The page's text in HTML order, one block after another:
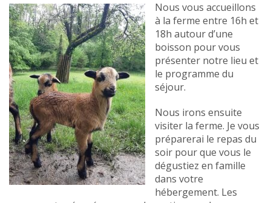
Nous vous accueillons
à la ferme entre 16h et
18h autour d’une
boisson pour vous
présenter notre lieu et
le programme du
séjour.
Nous irons ensuite
visiter la ferme. Je vous
préparerai le repas du
soir pour que vous le
dégustiez en famille
dans votre
hébergement. Les